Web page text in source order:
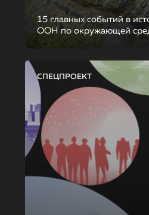
15 главных событий в
ООН по окружающей
СПЕЦПРОЕКТ